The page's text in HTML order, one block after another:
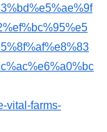
vital-farms-